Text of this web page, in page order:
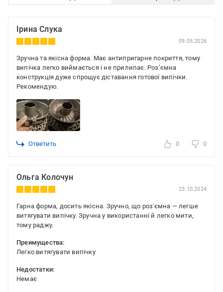
Ірина Слука
09.05.2026
Зручна та якісна форма. Має антипригарне покриття, тому
випічка легко виймається і не прилипає. Роз’ємна
конструкція дуже спрощує діставання готової випічки.
Рекомендую.
Ответить 0 0
Ольга Колочун
23.10.2024
Гарна форма, досить якісна. Зручно, що роз'ємна — легше
витягувати випічку. Зручна у використанні й легко мити,
тому раджу.
Преимущества:
Легко витягувати випічку
Недостатки:
Немає